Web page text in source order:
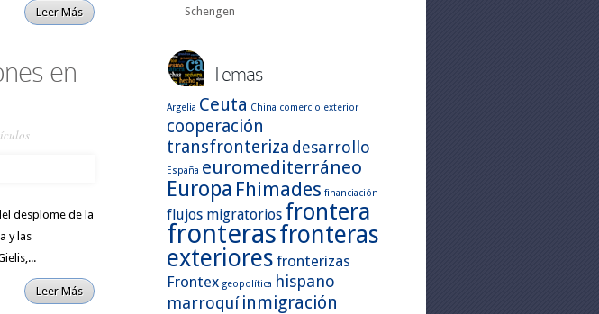
Leer Más
en
desplome de la
y las
Leer Más
Schengen
Temas
Argelia Ceuta China comercio exterior
cooperación
transfronteriza desarrollo
España euromediterráneo
Europa Fhimades financiación
flujos migratorios frontera
fronterasfronteras
exteriores fronterizas
Frontex geopolítica hispano
marroquí inmigración